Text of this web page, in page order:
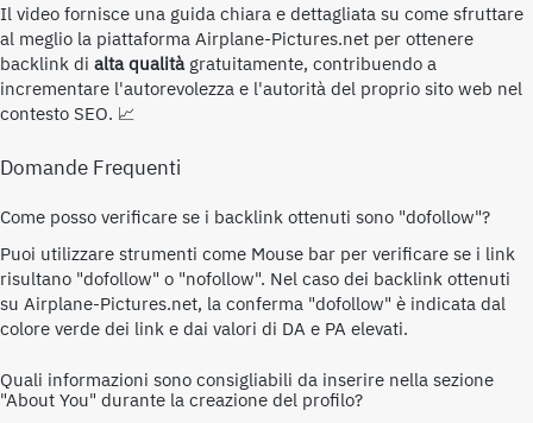
Il video fornisce una guida chiara e dettagliata su come sfruttare
al meglio la piattaforma Airplane-Pictures.net per ottenere
backlink di alta qualitàgratuitamente, contribuendo a
incrementare l'autorevolezza e l'autorità del proprio sito web nel
contesto SEO. 📈
Domande Frequenti
Come posso verificare se i backlink ottenuti sono "dofollow"?
Puoi utilizzare strumenti come Mouse bar per verificare se i link
risultano "dofollow" o "nofollow". Nel caso dei backlink ottenuti
su Airplane-Pictures.net, la conferma "dofollow" è indicata dal
colore verde dei link e dai valori di DA e PA elevati.
Quali informazioni sono consigliabili da inserire nella sezione
"About You" durante la creazione del profilo?